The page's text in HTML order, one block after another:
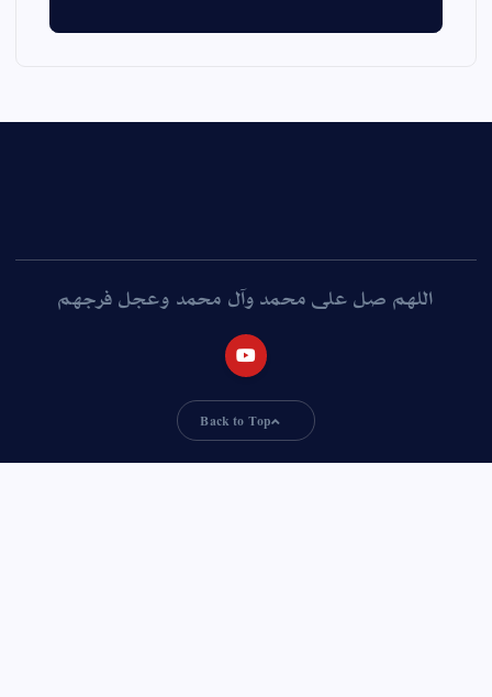
اللهم صل على محمد وآل محمد وعجل فرجهم
Back to Top